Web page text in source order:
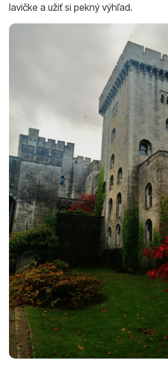
lavičke a užiť si pekný výhľad.